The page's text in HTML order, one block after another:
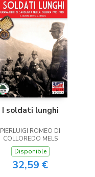
I soldati lunghi
PIERLUIGI ROMEO DI
COLLOREDO MELS
Disponible
32,59 €